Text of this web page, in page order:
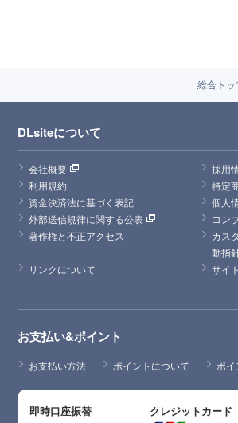
総合トッ
DLsiteについて
会社概要
採用
利用規約
特定
資金決済法に基づく表記
個人
外部送信規律に関する公表
コン
著作権と不正アクセス
カス
動指
リンクについて
サイ
お支払い&ポイント
お支払い方法 ポイントについて ポ
即時口座振替 クレジットカード